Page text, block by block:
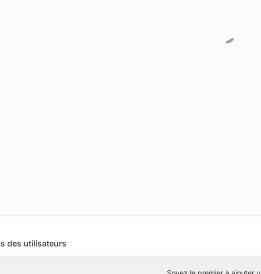
des utilisateurs